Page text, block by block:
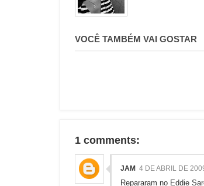
VOCÊ TAMBÉM VAI GOSTAR
1 comments:
JAM 4 DE ABRIL DE
Repararam no Eddie